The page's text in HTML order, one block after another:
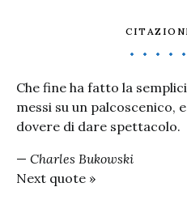
Che fine ha fatto la
messi su un palcoscenico,
dovere di dare spettacolo.
— Charles Bukowski
Next quote »